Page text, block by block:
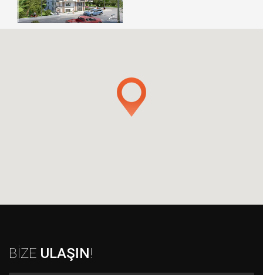
BİZE ULAŞIN!